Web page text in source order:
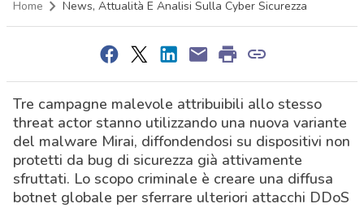
Home News, Attualità E Analisi Sulla Cyber Sicurezza
Tre campagne malevole attribuibili allo stesso
threat actor stanno utilizzando una nuova variante
del malware Mirai, diffondendosi su dispositivi non
protetti da bug di sicurezza già attivamente
sfruttati. Lo scopo criminale è creare una diffusa
botnet globale per sferrare ulteriori attacchi DDoS